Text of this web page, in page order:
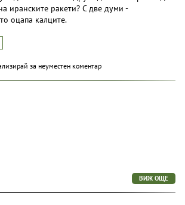
иранските ракети? С две думи -
оцапа калците.
за неуместен коментар
ВИЖ ОЩЕ